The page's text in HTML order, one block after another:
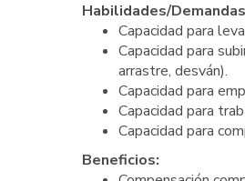
Habilidades/
Capacidad para
Capacidad para
arrastre, desván).
Capacidad para
Capacidad para
Capacidad para
Beneficios: